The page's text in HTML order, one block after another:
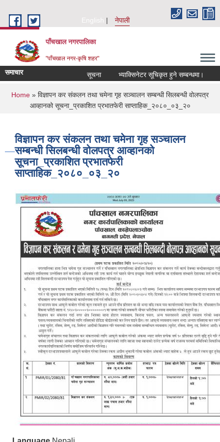
English
नेपाली
पाँचखाल नगरपालिका
"पाँचखाल नगर-कृषि शहर"
समाचार सूचना भ्याक्सिनेटर सूचिकृत हुने सम्बन्धमा।
You are here
Home » विज्ञापन कर संकलन तथा चमेना गृह सञ्चालन सम्बन्धी सिलबन्धी वोलपत्र
आव्हानको सूचना_प्रकाशित प्रभातफेरी साप्ताहिक_२०८०_०३_२०
विज्ञापन कर संकलन तथा चमेना गृह सञ्चालन
सम्बन्धी सिलबन्धी वोलपत्र आव्हानको
सूचना_प्रकाशित प्रभातफेरी
साप्ताहिक_२०८०_०३_२०